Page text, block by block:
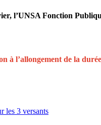
l’UNSA Fonction
à l’allongement de la
les 3 versants